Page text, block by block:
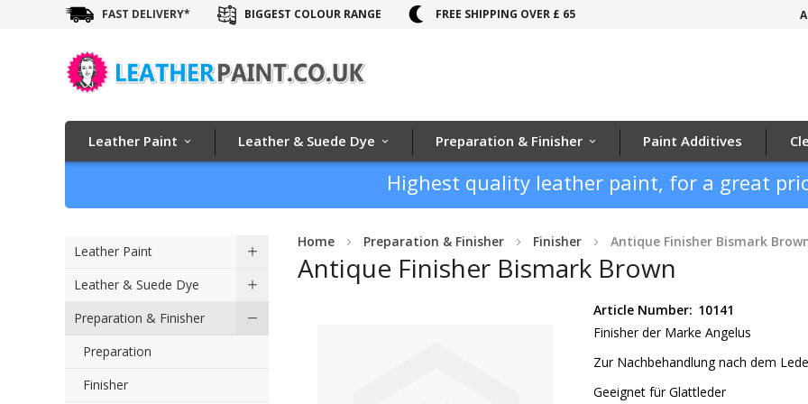
FAST DELIVERY* BIGGEST COLOUR RANGE FREE SHIPPING OVER £ 65
Leather Paint Leather & Suede Dye Preparation & Finisher Paint Additives
Highest quality leather paint, for a great
Home Preparation & Finisher Finisher Antique Finisher Bismark
Antique Finisher Bismark Brown
Article Number: 10141
Finisher der Marke Angelus
Zur Nachbehandlung nach dem
Geeignet für Glattleder
Leather Paint
Leather & Suede Dye
Preparation & Finisher
Preparation
Finisher